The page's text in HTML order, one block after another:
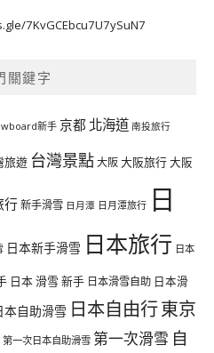
7KvGCEbcu7U7ySuN7
關鍵字
新手 京都 北海道 南投旅行
旅遊 台灣景點大阪大阪旅行大阪
行新手滑雪 日月潭 日月潭旅行 日
日本新手滑雪 日本旅行 日本
日本 滑雪 新手 日本滑雪自助 日本滑
本自助滑雪 日本自由行東京
第一次日本自助滑雪 第一次滑雪 自